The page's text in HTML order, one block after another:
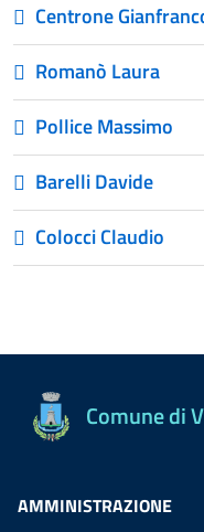
Centrone
Romanò Laura
Pollice Massimo
Barelli Davide
Colocci Claudio
Comune di
AMMINISTRAZIONE